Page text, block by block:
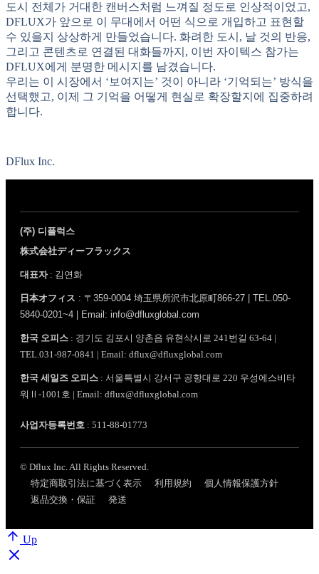
도시 전체가 거대한 캔버스처럼 느껴질 정도로 인상적이었고,
DFLUX가 앞으로 이 무대에서 어떤 식으로 개입하고 표현할
수 있을지 상상하게 만들었습니다. 화려한 도시, 날 것의 반응,
그리고 콘텐츠로 연결된 대화들까지, 이번 자이텍스 참가는
DFLUX에게 분명한 메시지를 남겼습니다.
우리는 이 시장에서 ‘보여지는’ 것이 아니라 ‘기억되는’ 방식을
선택했고, 이제 그 기억을 어떻게 현실로 확장할지에 집중하려
합니다.
DFlux Inc.
(주) 디플럭스
株式会社ディーフラックス
대표자: 김연화
日本オフィス : 〒359-0004 埼玉県所沢市北原町866-27 | TEL.050-
5840-0201~4 | Email: info@dfluxglobal.com
한국 오피스 : 경기도 김포시 양촌읍 유현삭시로 241번길 63-64 |
TEL.031-987-0841 | Email: dflux@dfluxglobal.com
한국 세일즈 오피스 : 서울특별시 강서구 공항대로 220 우성에스비타
워Ⅱ-1001호 | Email: dflux@dfluxglobal.com
사업자등록번호 : 511-88-01773
© Dflux Inc. All Rights Reserved.
特定商取引法に基づく表示
利用規約
個人情報保護方針
返品交換・保証
発送
Up